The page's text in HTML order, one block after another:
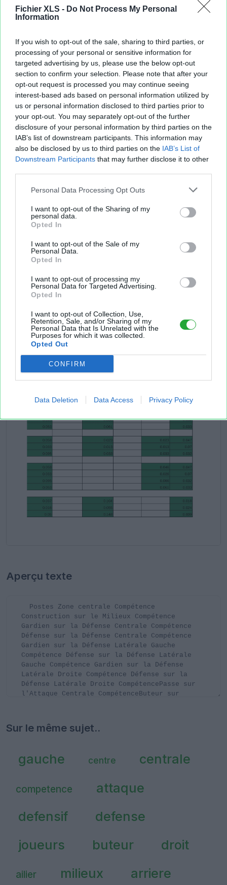
Fichier XLS - Do Not Process My Personal
Information
If you wish to opt-out of the sale, sharing to third parties, or
processing of your personal or sensitive information for
targeted advertising by us, please use the below opt-out
section to confirm your selection. Please note that after your
opt-out request is processed you may continue seeing
interest-based ads based on personal information utilized by
us or personal information disclosed to third parties prior to
your opt-out. You may separately opt-out of the further
disclosure of your personal information by third parties on the
IAB’s list of downstream participants. This information may
also be disclosed by us to third parties on the IAB’s List of
Downstream Participants that may further disclose it to other
Personal Data Processing Opt Outs
I want to opt-out of the Sharing of my
personal data.
Opted In
I want to opt-out of the Sale of my
Personal Data.
Opted In
I want to opt-out of processing my
Personal Data for Targeted Advertising.
Opted In
I want to opt-out of Collection, Use,
Retention, Sale, and/or Sharing of my
Personal Data that Is Unrelated with the
Purposes for which it was collected.
Opted Out
CONFIRM
Data Deletion Data Access Privacy Policy
Aperçu texte
Sur le même sujet..
gauche centre centrale
competence
attaque
defensif
defense
joueurs
buteur droit
ailier milieux
arriere